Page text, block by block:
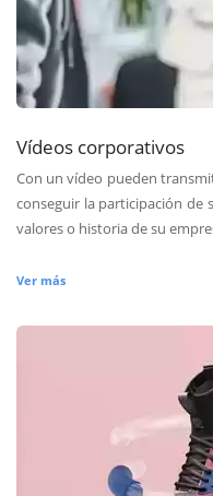
Vídeos corporativos
Con un vídeo pueden
conseguir la participación de
valores o historia de su
Ver más